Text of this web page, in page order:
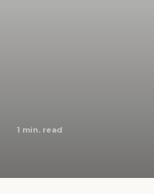
1 min. read